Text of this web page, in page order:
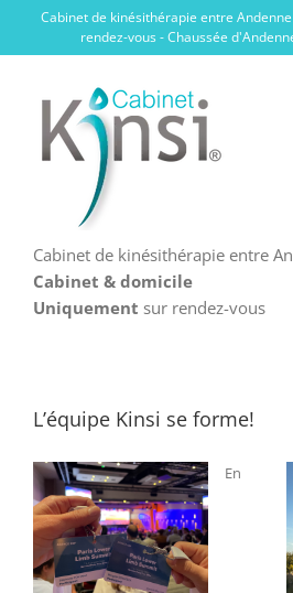
contenu
Cabinet de kinésithérapie entre
rendez-vous - Chaussée
Cabinet de kinésithérapie entre
Cabinet & domicile
Uniquement sur rendez-vous
L’équipe Kinsi se forme!
En